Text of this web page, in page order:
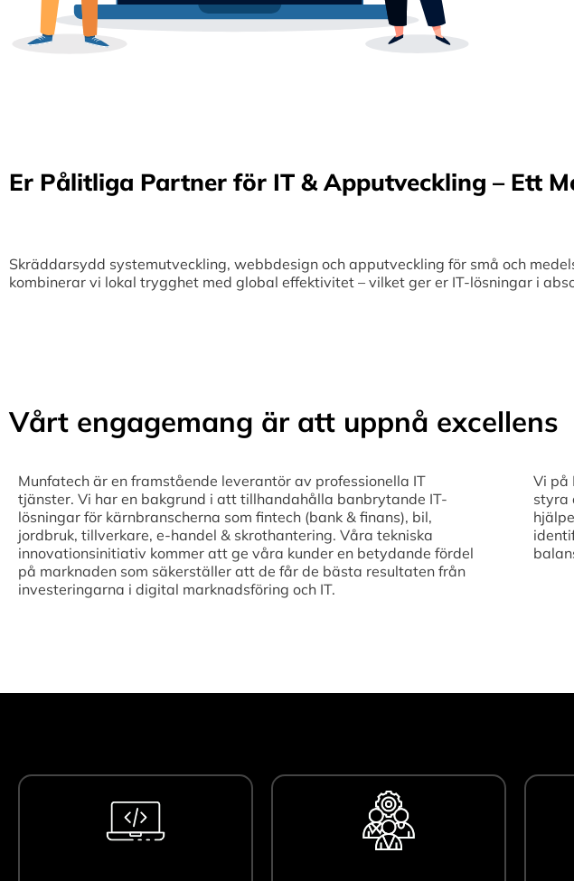
Er Pålitliga Partner för IT & Apputveckling – Ett
Skräddarsydd systemutveckling, webbdesign och apputveckling för små och
kombinerar vi lokal trygghet med global effektivitet – vilket ger er IT-lösningar i
Vårt engagemang är att uppnå excellens
Munfatech är en framstående leverantör av professionella IT
tjänster. Vi har en bakgrund i att tillhandahålla banbrytande IT-
lösningar för kärnbranscherna som fintech (bank & finans), bil,
jordbruk, tillverkare, e-handel & skrothantering. Våra tekniska
innovationsinitiativ kommer att ge våra kunder en betydande fördel
på marknaden som säkerställer att de får de bästa resultaten från
investeringarna i digital marknadsföring och IT.
Vi på
styra